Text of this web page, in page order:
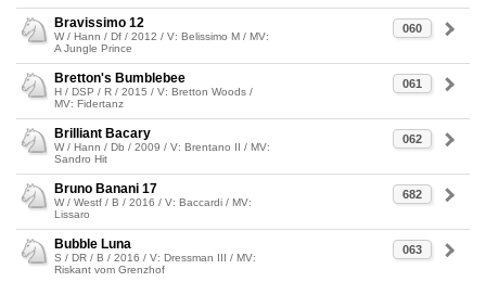
060
Bravissimo 12
W / Hann / Df / 2012 / V: Belissimo M / MV:
A Jungle Prince
061
Bretton's Bumblebee
H / DSP / R / 2015 / V: Bretton Woods /
MV: Fidertanz
062
Brilliant Bacary
W / Hann / Db / 2009 / V: Brentano II / MV:
Sandro Hit
682
Bruno Banani 17
W / Westf / B / 2016 / V: Baccardi / MV:
Lissaro
063
Bubble Luna
S / DR / B / 2016 / V: Dressman III / MV:
Riskant vom Grenzhof